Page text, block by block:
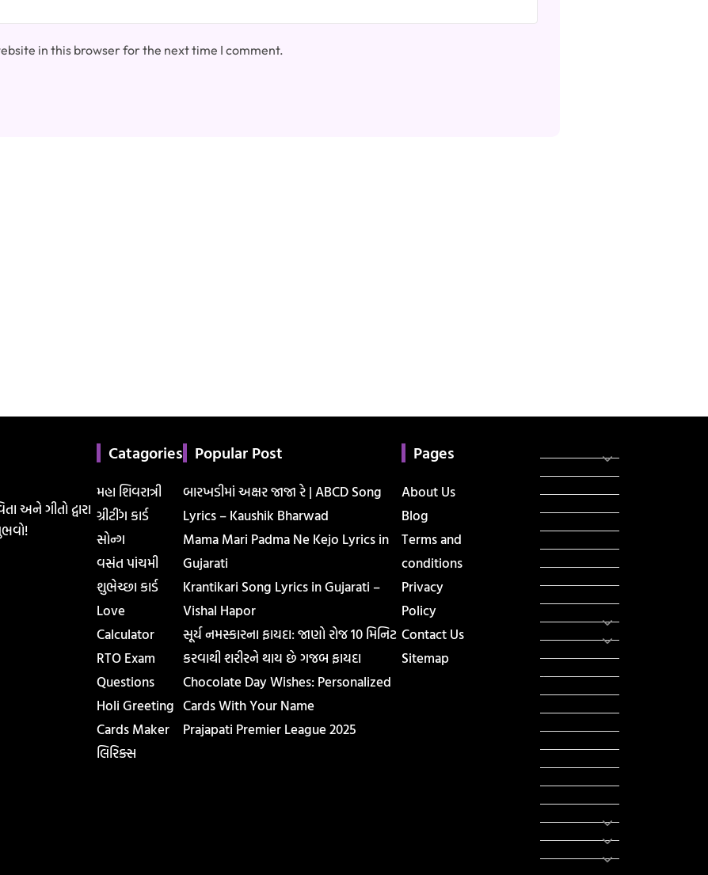
in this browser for the next time I comment.
અને ગીતો દ્વારા
Catagories
મહા શિવરાત્રી
ગ્રીટીંગ કાર્ડ
સોન્ગ
વસંત પાંચમી
શુભેચ્છા કાર્ડ
Love
Calculator
RTO Exam
Questions
Holi Greeting
Cards Maker
લિરિક્સ
Popular Post
બારખડીમાં અક્ષર જાજા રે | ABCD Song
Lyrics – Kaushik Bharwad
Mama Mari Padma Ne Kejo Lyrics in
Gujarati
Krantikari Song Lyrics in Gujarati –
Vishal Hapor
સૂર્ય નમસ્કારના ફાયદા: જાણો રોજ 10 મિનિટ
કરવાથી શરીરને થાય છે ગજબ ફાયદા
Chocolate Day Wishes: Personalized
Cards With Your Name
Prajapati Premier League 2025
Pages
About Us
Blog
Terms and
conditions
Privacy
Policy
Contact Us
Sitemap